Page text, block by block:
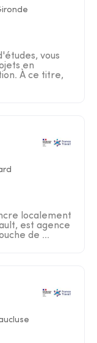
vous
en
À ce titre,
localement
est agence
de ...